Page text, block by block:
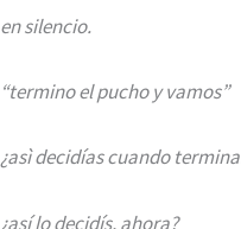
en silencio.
“termino el pucho y vamos”
¿asì decidías cuando
¿así lo decidís, ahora?